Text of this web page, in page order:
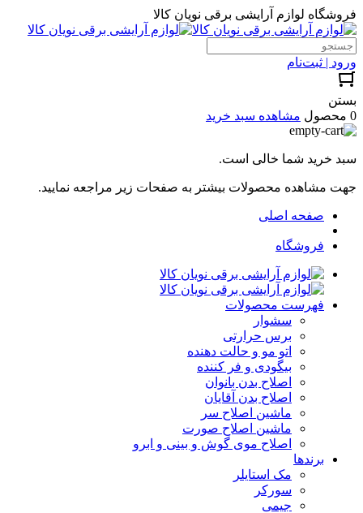
فروشگاه لوازم آرایشی برقی نویان کالا
ورود | ثبت‌نام
بستن
0 محصول
مشاهده سبد خرید
سبد خرید شما خالی است.
جهت مشاهده محصولات بیشتر به صفحات زیر مراجعه نمایید.
صفحه اصلی
فروشگاه
فهرست محصولات
سشوار
برس حرارتی
اتو مو و حالت دهنده
بیگودی و فر کننده
اصلاح بدن بانوان
اصلاح بدن آقایان
ماشین اصلاح سر
ماشین اصلاح صورت
اصلاح موی گوش و بینی و ابرو
برندها
مک استایلر
سورکر
جیمی